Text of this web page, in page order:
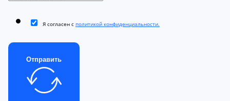
Я согласен с политикой конфиденциальности.
Отправить